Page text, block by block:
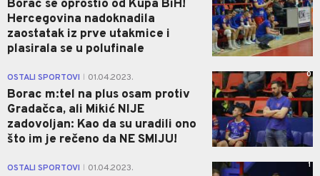
Borac se oprostio od Kupa BiH!
Hercegovina nadoknadila
zaostatak iz prve utakmice i
plasirala se u polufinale
OSTALI SPORTOVI 01.04.2023.
Borac m:tel na plus osam protiv
Gradačca, ali Mikić NIJE
zadovoljan: Kao da su uradili ono
što im je rečeno da NE SMIJU!
0
OSTALI SPORTOVI 01.04.2023. 1